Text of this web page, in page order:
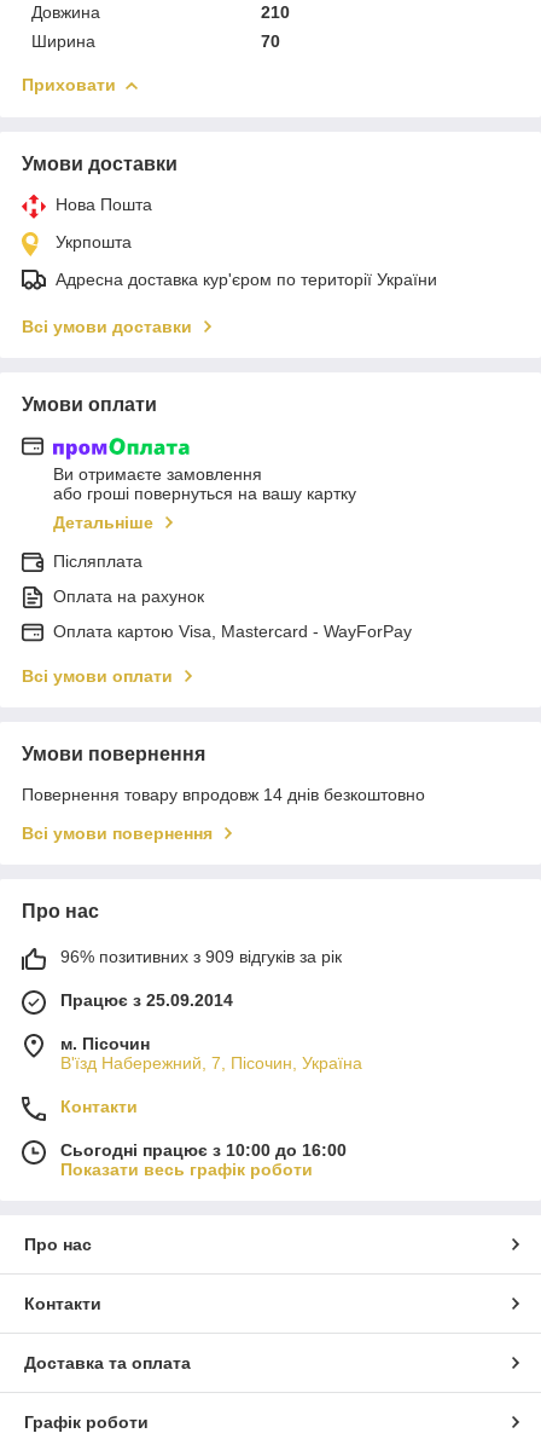
Довжина
210
Ширина
70
Приховати
Умови доставки
Нова Пошта
Укрпошта
Адресна доставка кур'єром по території України
Всі умови доставки
Умови оплати
Ви отримаєте замовлення
або гроші повернуться на вашу картку
Детальніше
Післяплата
Оплата на рахунок
Оплата картою Visa, Mastercard - WayForPay
Всі умови оплати
Умови повернення
Повернення товару впродовж 14 днів безкоштовно
Всі умови повернення
Про нас
96% позитивних з 909 відгуків за рік
Працює з 25.09.2014
м. Пісочин
В'їзд Набережний, 7, Пісочин, Україна
Контакти
Сьогодні працює з 10:00 до 16:00
Показати весь графік роботи
Про нас
Контакти
Доставка та оплата
Графік роботи